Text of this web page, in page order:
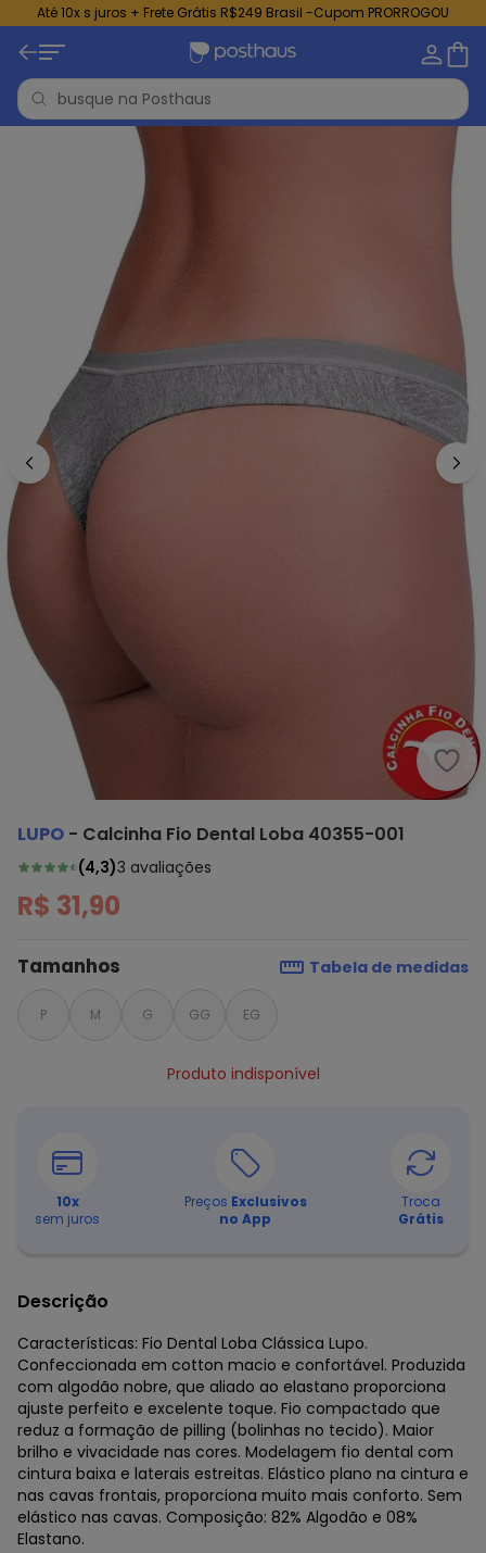
Até 10x s juros + Frete Grátis R$249 Brasil -Cupom PRORROGOU
LUPO - Calcinha Fio Dental Loba 40355-001
(4,3)3 avaliações
R$ 31,90
Tamanhos Tabela de medidas
P M G GG EG
Produto indisponível
10x
sem juros
Preços Exclusivos
no App
Troca
Grátis
Descrição
Características: Fio Dental Loba Clássica Lupo.
Confeccionada em cotton macio e confortável. Produzida
com algodão nobre, que aliado ao elastano proporciona
ajuste perfeito e excelente toque. Fio compactado que
reduz a formação de pilling (bolinhas no tecido). Maior
brilho e vivacidade nas cores. Modelagem fio dental com
cintura baixa e laterais estreitas. Elástico plano na cintura e
nas cavas frontais, proporciona muito mais conforto. Sem
elástico nas cavas. Composição: 82% Algodão e 08%
Elastano.